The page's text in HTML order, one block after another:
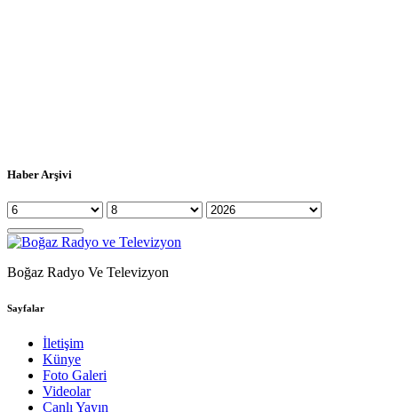
Haber Arşivi
Boğaz Radyo Ve Televizyon
Sayfalar
İletişim
Künye
Foto Galeri
Videolar
Canlı Yayın